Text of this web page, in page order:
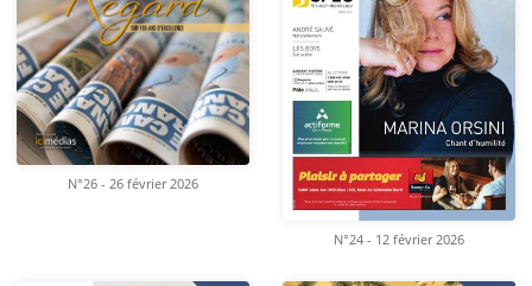
N°26 - 26 février 2026
N°24 - 12 février 2026